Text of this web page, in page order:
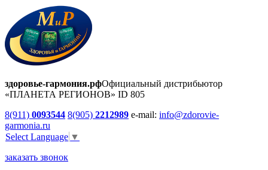
здоровье-гармония.рфОфициальный дистрибьютор
«ПЛАНЕТА РЕГИОНОВ» ID 805
8(911) 0093544 8(905) 2212989 e-mail: info@zdorovie-
garmonia.ru
Select Language ▼
заказать звонок